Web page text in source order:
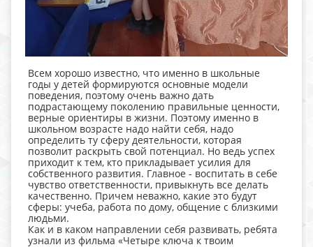
Всем хорошо известно, что именно в школьные
годы у детей формируются основные модели
поведения, поэтому очень важно дать
подрастающему поколению правильные ценности,
верные ориентиры в жизни. Поэтому именно в
школьном возрасте надо найти себя, надо
определить ту сферу деятельности, которая
позволит раскрыть свой потенциал. Но ведь успех
приходит к тем, кто прикладывает усилия для
собственного развития. Главное - воспитать в себе
чувство ответственности, привыкнуть все делать
качественно. Причем неважно, какие это будут
сферы: учеба, работа по дому, общение с близкими
людьми.
Как и в каком направлении себя развивать, ребята
узнали из фильма «Четыре ключа к твоим